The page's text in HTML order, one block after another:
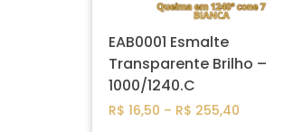
EAB0001 Esmalte
Transparente Brilho –
1000/1240.C
R$ 16,50 – R$ 255,40